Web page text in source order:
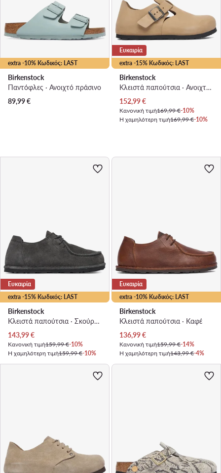
extra -10% Κωδικός: LAST
Birkenstock
Παντόφλες · Ανοιχτό πράσινο
89,99€
extra -15% Κωδικός: LAST
Ευκαιρία
Birkenstock
Κλειστά παπούτσια · Ανοιχτό μπεζ
Τρέχουσα τιμή
152,99€
Κανονική τιμή169,99 €-10%
Η χαμηλότερη τιμή169,99 €-10%
extra -15% Κωδικός: LAST
Ευκαιρία
Birkenstock
Κλειστά παπούτσια · Σκούρο γκρι
Τρέχουσα τιμή
143,99€
Κανονική τιμή159,99 €-10%
Η χαμηλότερη τιμή159,99 €-10%
extra -10% Κωδικός: LAST
Ευκαιρία
Birkenstock
Κλειστά παπούτσια · Καφέ
Τρέχουσα τιμή
136,99€
Κανονική τιμή159,99 €-14%
Η χαμηλότερη τιμή143,99 €-4%